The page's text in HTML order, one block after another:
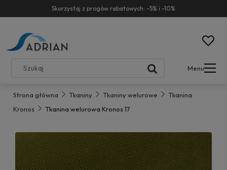
Skorzystaj z progów rabatowych: -5% i -10%
Menu
Strona główna Tkaniny Tkaniny welurowe
Tkanina
Kronos
Tkanina welurowa Kronos 17